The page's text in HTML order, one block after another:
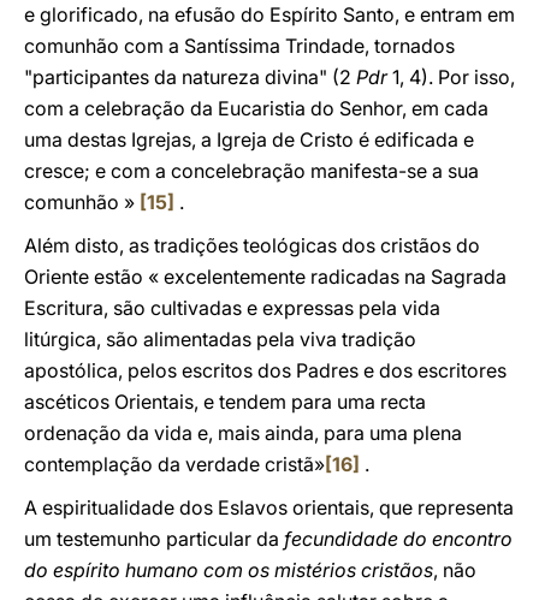
e glorificado, na efusão do Espírito Santo, e entram em
comunhão com a Santíssima Trindade, tornados
"participantes da natureza divina" (2 Pdr1, 4). Por isso,
com a celebração da Eucaristia do Senhor, em cada
uma destas Igrejas, a Igreja de Cristo é edificada e
cresce; e com a concelebração manifesta-se a sua
comunhão » [15] .
Além disto, as tradições teológicas dos cristãos do
Oriente estão « excelentemente radicadas na Sagrada
Escritura, são cultivadas e expressas pela vida
litúrgica, são alimentadas pela viva tradição
apostólica, pelos escritos dos Padres e dos escritores
ascéticos Orientais, e tendem para uma recta
ordenação da vida e, mais ainda, para uma plena
contemplação da verdade cristã»[16] .
A espiritualidade dos Eslavos orientais, que representa
um testemunho particular da fecundidade do encontro
do espírito humano com os mistérios cristãos, não